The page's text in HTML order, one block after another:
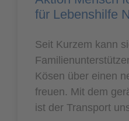
für Lebenshilfe
Seit Kurzem kann
Kösen über einen
freuen. Mit dem
ist der Transport